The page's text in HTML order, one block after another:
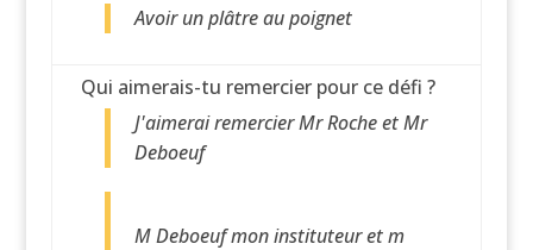
Avoir un plâtre au poignet
Qui aimerais-tu remercier pour ce défi ?
J'aimerai remercier Mr Roche et Mr
Deboeuf
M Deboeuf mon instituteur et m